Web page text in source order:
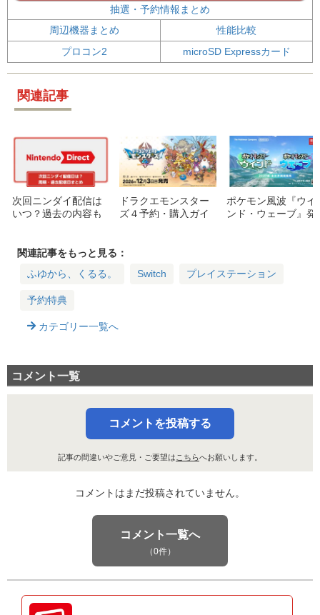
抽選・予約情報まとめ
周辺機器まとめ
性能比較
プロコン2
microSD Expressカード
関連記事
次回ニンダイ配信は
いつ？過去の内容も
歴・周期まとめ】
ドラクエモンスター
ズ４予約・購入ガイ
ポケモン風波『ウイ
ンド・ウェーブ』発
関連記事をもっと見る：
ふゆから、くるる。
Switch プレイステーション
予約特典
カテゴリー一覧へ
コメント一覧
コメントを投稿する
記事の間違いやご意見・ご要望は こちらへお願いします。
コメントはまだ投稿されていません。
コメント一覧へ
（0件）